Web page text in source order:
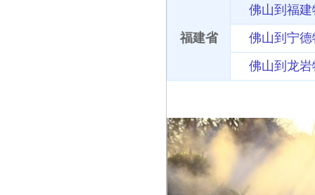
福建省
佛山到福建
佛山到宁德
佛山到龙岩